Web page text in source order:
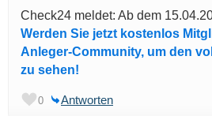
Check24 meldet: Ab dem
Werden Sie jetzt kostenlos
Anleger-Community, um den
zu sehen!
0 Antworten